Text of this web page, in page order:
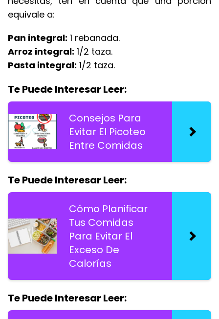
equivale a:
Pan integral: 1 rebanada.
Arroz integral: 1/2 taza.
Pasta integral: 1/2 taza.
Te Puede Interesar Leer:
Consejos Para
Evitar El Picoteo
Entre Comidas
Te Puede Interesar Leer:
Cómo Planificar
Tus Comidas
Para Evitar El
Exceso De
Calorías
Te Puede Interesar Leer: